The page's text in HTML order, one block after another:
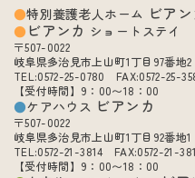
特別養護老人ホーム ビアン
ビアンカ ショートステイ
〒507-0022
岐阜県多治見市上山町1丁目97番地2
TEL:0572-25-0780 FAX:0572-25-
【受付時間】9：00〜18：00
ケアハウス ビアンカ
〒507-0022
岐阜県多治見市上山町1丁目92番地1
TEL:0572-21-3814 FAX:0572-21-
【受付時間】9：00〜18：00